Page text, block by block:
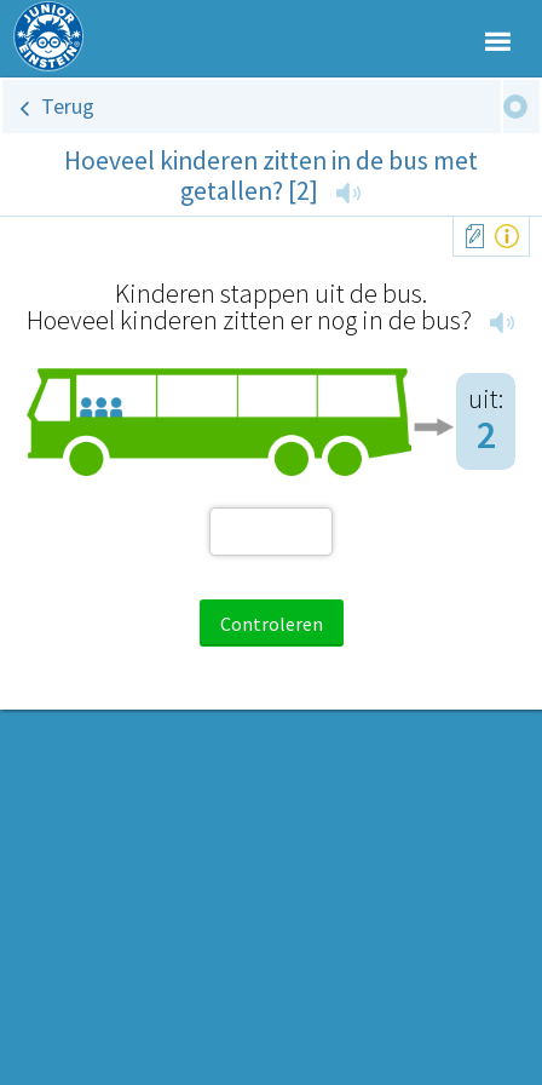
Terug
Hoeveel kinderen zitten in de bus met
getallen? [2]
Kinderen stappen uit de bus.
Hoeveel kinderen zitten er nog in de bus?
uit:
2